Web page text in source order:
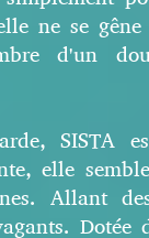
ne se
d'un
SISTA
elle
Allant